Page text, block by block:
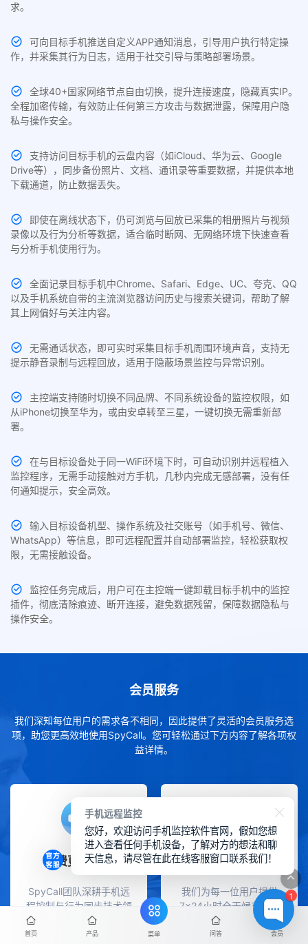
求。
可向目标手机推送自定义APP通知消息，引导用户执行特定操
作，并采集其行为日志，适用于社交引导与策略部署场景。
全球40+国家网络节点自由切换，提升连接速度，隐藏真实IP。
全程加密传输，有效防止任何第三方攻击与数据泄露，保障用户隐
私与操作安全。
支持访问目标手机的云盘内容（如iCloud、华为云、Google
Drive等），同步备份照片、文档、通讯录等重要数据，并提供本地
下载通道，防止数据丢失。
即使在离线状态下，仍可浏览与回放已采集的相册照片与视频
录像以及行为分析等数据，适合临时断网、无网络环境下快速查看
与分析手机使用行为。
全面记录目标手机中Chrome、Safari、Edge、UC、夸克、QQ
以及手机系统自带的主流浏览器访问历史与搜索关键词，帮助了解
其上网偏好与关注内容。
无需通话状态，即可实时采集目标手机周围环境声音，支持无
提示静音录制与远程回放，适用于隐蔽场景监控与异常识别。
主控端支持随时切换不同品牌、不同系统设备的监控权限，如
从iPhone切换至华为，或由安卓转至三星，一键切换无需重新部
署。
在与目标设备处于同一WiFi环境下时，可自动识别并远程植入
监控程序，无需手动接触对方手机，几秒内完成无感部署，没有任
何通知提示，安全高效。
输入目标设备机型、操作系统及社交账号（如手机号、微信、
WhatsApp）等信息，即可远程配置并自动部署监控，轻松获取权
限，无需接触设备。
监控任务完成后，用户可在主控端一键卸载目标手机中的监控
插件，彻底清除痕迹、断开连接，避免数据残留，保障数据隐私与
操作安全。
会员服务
我们深知每位用户的需求各不相同，因此提供了灵活的会员服务选
项，助您更高效地使用SpyCall。您可轻松通过下方内容了解各项权
益详情。
免费更新升级
SpyCall团队深耕手机远
程控制与行为同步技术领
域已超过十年，拥有深厚
的技术积累与开发经验。
售后技术支持
我们为每一位用户提供
7×24小时全天候在线售
后服务，设有专属一对一
客服通道，由专业技术顾
首页 产品 菜单 问答 会员
1
手机远程监控
您好，欢迎访问手机监控软件官网，假如您想
进入查看任何手机设备，了解对方的想法和聊
天信息，请尽管在此在线客服窗口联系我们！